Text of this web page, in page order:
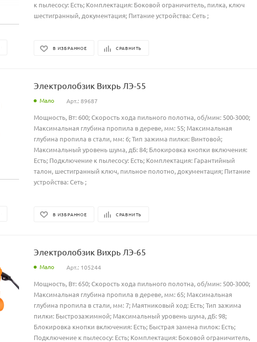
к пылесосу: Есть; Комплектация: Боковой ограничитель, пилка, ключ
шестигранный, документация; Питание устройства: Сеть ;
В ИЗБРАННОЕ СРАВНИТЬ
Электролобзик Вихрь ЛЭ-55
Мало Арт.: 89687
Мощность, Вт: 600; Скорость хода пильного полотна, об/мин: 500-3000;
Максимальная глубина пропила в дереве, мм: 55; Максимальная
глубина пропила в стали, мм: 6; Тип зажима пилки: Винтовой;
Максимальный уровень шума, дБ: 84; Блокировка кнопки включения:
Есть; Подключение к пылесосу: Есть; Комплектация: Гарантийный
талон, шестигранный ключ, пильное полотно, документация; Питание
устройства: Сеть ;
В ИЗБРАННОЕ СРАВНИТЬ
Электролобзик Вихрь ЛЭ-65
Мало Арт.: 105244
Мощность, Вт: 650; Скорость хода пильного полотна, об/мин: 500-3000;
Максимальная глубина пропила в дереве, мм: 65; Максимальная
глубина пропила в стали, мм: 7; Маятниковый ход: Есть; Тип зажима
пилки: Быстрозажимной; Максимальный уровень шума, дБ: 98;
Блокировка кнопки включения: Есть; Быстрая замена пилок: Есть;
Подключение к пылесосу: Есть; Комплектация: Боковой ограничитель,